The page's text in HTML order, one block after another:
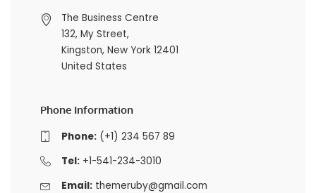
The Business Centre
132, My Street,
Kingston, New York 12401
United States
Phone Information
Phone:(+1) 234 567 89
Tel:+1-541-234-3010
Email: themeruby@gmail.com